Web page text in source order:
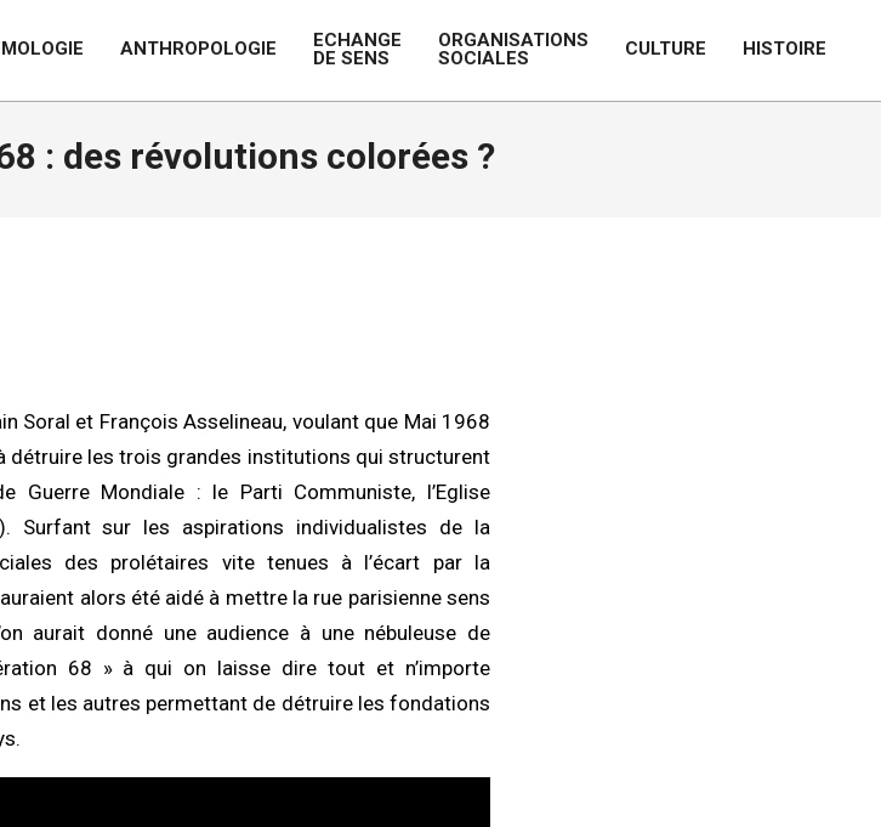
ANTHROPOLOGIE
ECHANGE
DE SENS
ORGANISATIONS
SOCIALES
CULTURE HISTOIRE
: des révolutions colorées ?
Soral et François Asselineau, voulant que Mai 1968
détruire les trois grandes institutions qui structurent
Guerre Mondiale : le Parti Communiste, l’Eglise
Surfant sur les aspirations individualistes de la
des prolétaires vite tenues à l’écart par la
alors été aidé à mettre la rue parisienne sens
aurait donné une audience à une nébuleuse de
68 » à qui on laisse dire tout et n’importe
et les autres permettant de détruire les fondations